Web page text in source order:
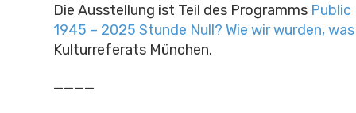
Die Ausstellung ist Teil des Programms Public
1945 – 2025 Stunde Null? Wie wir wurden,
Kulturreferats München.
____